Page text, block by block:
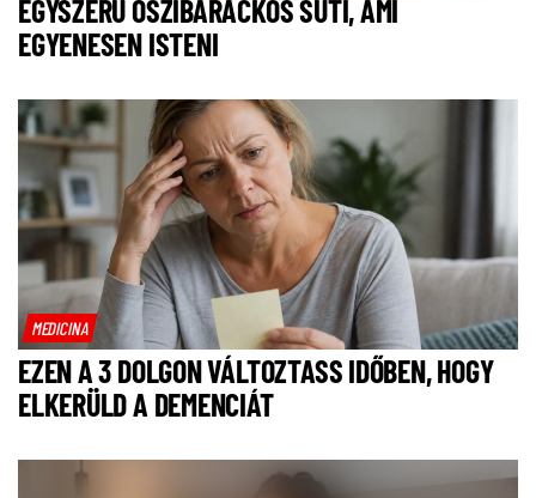
EGYSZERŰ ŐSZIBARACKOS SÜTI, AMI
EGYENESEN ISTENI
MEDICINA
EZEN A 3 DOLGON VÁLTOZTASS IDŐBEN, HOGY
ELKERÜLD A DEMENCIÁT